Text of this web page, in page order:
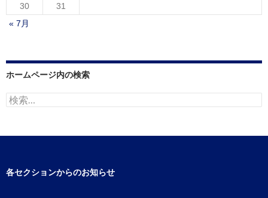
30
31
« 7月
ホームページ内の検索
検
索:
各セクションからのお知らせ